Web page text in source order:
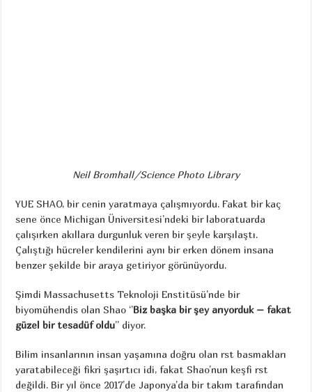
Neil Bromhall/Science Photo Library
YUE SHAO, bir cenin yaratmaya çalışmıyordu. Fakat bir kaç
sene önce Michigan Üniversitesi’ndeki bir laboratuarda
çalışırken akıllara durgunluk veren bir şeyle karşılaştı.
Çalıştığı hücreler kendilerini aynı bir erken dönem insana
benzer şekilde bir araya getiriyor görünüyordu.
Şimdi Massachusetts Teknoloji Enstitüsü’nde bir
biyomühendis olan Shao ‘’Biz başka bir şey arıyorduk – fakat
güzel bir tesadüf oldu’’ diyor.
Bilim insanlarının insan yaşamına doğru olan rst basmakları
yaratabileceği fikri şaşırtıcı idi, fakat Shao’nun keşfi rst
değildi. Bir yıl önce 2017’de Japonya’da bir takım tarafından